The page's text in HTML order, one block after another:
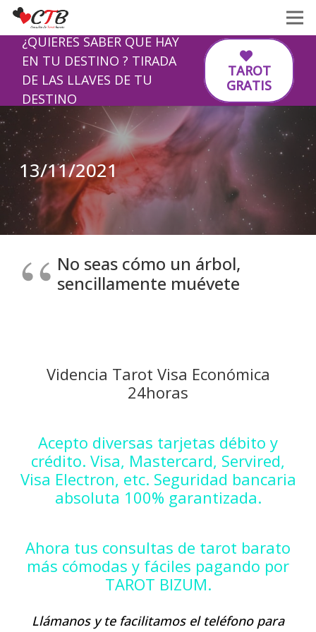
¿QUIERES SABER QUE HAY
EN TU DESTINO ? TIRADA
DE LAS LLAVES DE TU
DESTINO
TAROT
GRATIS
13/11/2021
No seas cómo un árbol,
sencillamente muévete
Videncia Tarot Visa Económica
24horas
Acepto diversas tarjetas débito y
crédito. Visa, Mastercard, Servired,
Visa Electron, etc. Seguridad bancaria
absoluta 100% garantizada.
Ahora tus consultas de tarot barato
más cómodas y fáciles pagando por
TAROT BIZUM.
Llámanos y te facilitamos el teléfono para